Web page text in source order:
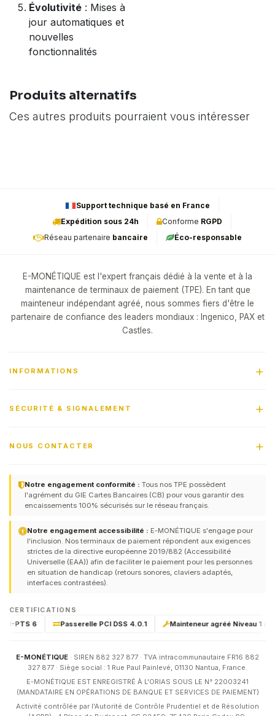
Évolutivité : Mises à
jour automatiques et
nouvelles
fonctionnalités
Produits alternatifs
Ces autres produits pourraient vous intéresser
Support technique basé en France
Expédition sous 24h
Conforme RGPD
Réseau partenaire bancaire Éco-responsable
E-MONÉTIQUE est l'expert français dédié à la vente et à la
maintenance de terminaux de paiement (TPE). En tant que
mainteneur indépendant agréé, nous sommes fiers d'être le
partenaire de confiance des leaders mondiaux : Ingenico, PAX et
Castles.
INFORMATIONS
SÉCURITÉ & SIGNALEMENT
NOUS CONTACTER
Notre engagement conformité : Tous nos TPE possèdent
l'agrément du GIE Cartes Bancaires (CB) pour vous garantir des
encaissements 100% sécurisés sur le réseau français.
Notre engagement accessibilité : E-MONÉTIQUE s'engage pour
l'inclusion. Nos terminaux de paiement répondent aux exigences
strictes de la directive européenne 2019/882 (Accessibilité
Universelle (EAA)) afin de faciliter le paiement pour les personnes
en situation de handicap (retours sonores, claviers adaptés,
interfaces contrastées).
CERTIFICATIONS
PTS 6 Passerelle PCI DSS 4.0.1 Mainteneur agréé Niveau 1 & 2
E-MONÉTIQUE · SIREN 882 327 877 · TVA intracommunautaire FR16 882
327 877 · Siège social : 1 Rue Paul Painlevé, 01130 Nantua, France.
E-MONÉTIQUE EST ENREGISTRÉ À L'ORIAS SOUS LE N° 22003241
(MANDATAIRE EN OPÉRATIONS DE BANQUE ET SERVICES DE PAIEMENT)
Activité contrôlée par l'Autorité de Contrôle Prudentiel et de Résolution